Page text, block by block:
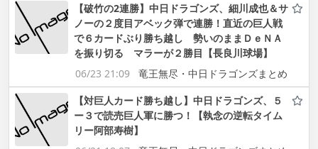
【破竹の2連勝】中日ドラゴンズ、細川成也＆サ
ノーの２度目アベック弾で連勝！直近の巨人戦
で６カードぶり勝ち越し 勢いのままＤｅＮＡ
を振り切る マラーが２勝目【長良川球場】
06/23 21:09
竜王無尽・中日ドラゴンズまとめ
【対巨人カード勝ち越し】中日ドラゴンズ、５
ー３で読売巨人軍に勝つ！【執念の逆転タイム
リー阿部寿樹】